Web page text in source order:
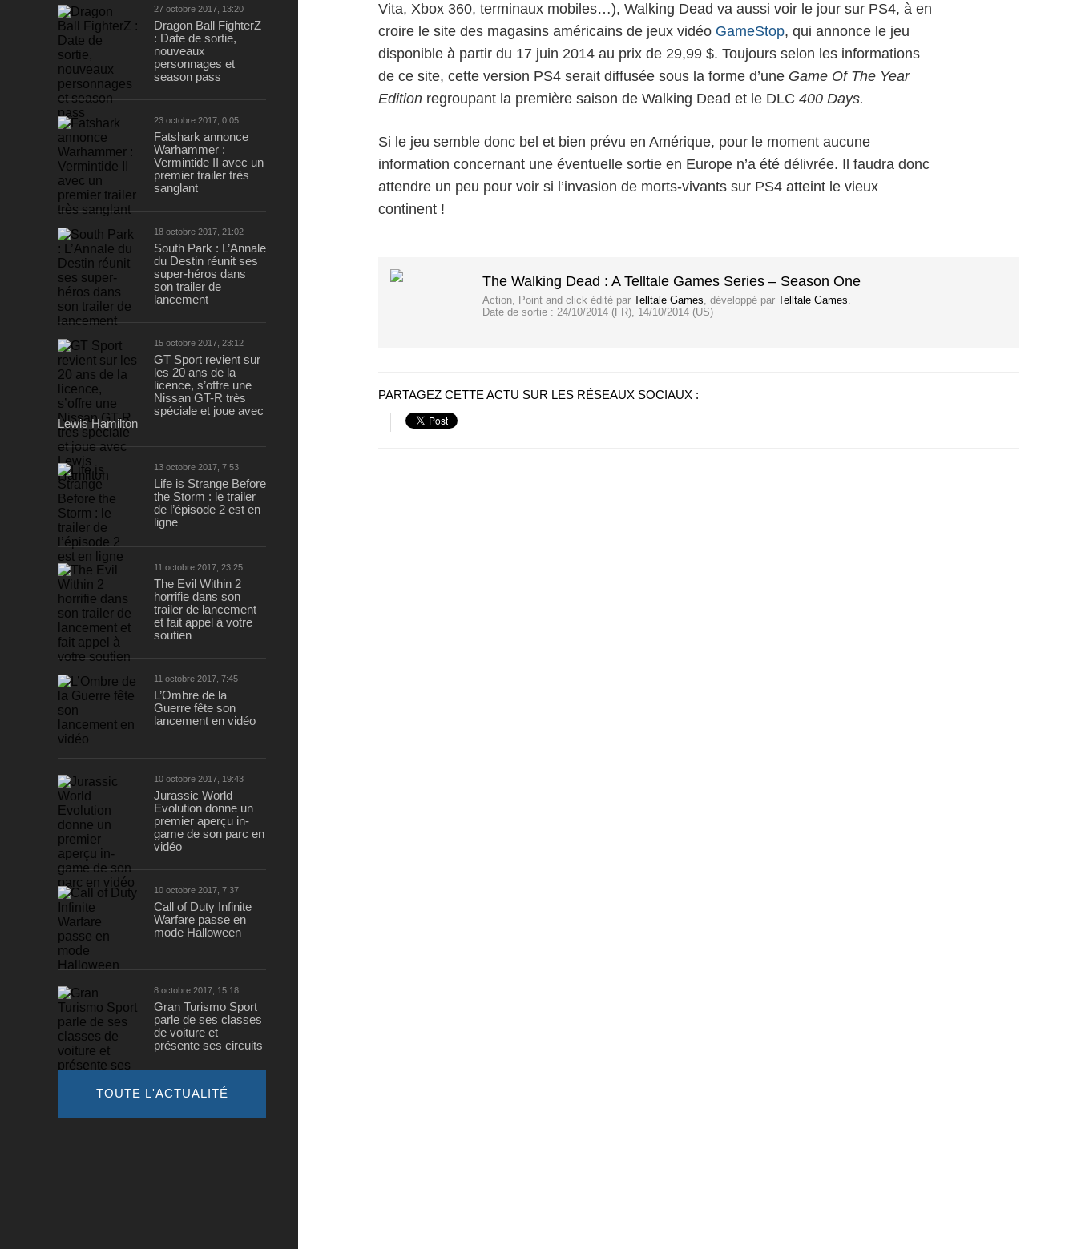
Vita, Xbox 360, terminaux mobiles…), Walking Dead va aussi voir le jour sur PS4, à en
croire le site des magasins américains de jeux vidéo GameStop, qui annonce le jeu
disponible à partir du 17 juin 2014 au prix de 29,99 $. Toujours selon les informations
de ce site, cette version PS4 serait diffusée sous la forme d’une Game Of The Year
Edition regroupant la première saison de Walking Dead et le DLC 400 Days.
Si le jeu semble donc bel et bien prévu en Amérique, pour le moment aucune
information concernant une éventuelle sortie en Europe n’a été délivrée. Il faudra donc
attendre un peu pour voir si l’invasion de morts-vivants sur PS4 atteint le vieux
continent !
The Walking Dead : A Telltale Games Series – Season One
Action, Point and click édité par Telltale Games, développé par Telltale Games.
Date de sortie : 24/10/2014 (FR), 14/10/2014 (US)
PARTAGEZ CETTE ACTU SUR LES RÉSEAUX SOCIAUX :
27 octobre 2017, 13:20
Dragon Ball FighterZ
: Date de sortie,
nouveaux
personnages et
season pass
23 octobre 2017, 0:05
Fatshark annonce
Warhammer :
Vermintide II avec un
premier trailer très
sanglant
18 octobre 2017, 21:02
South Park : L’Annale
du Destin réunit ses
super-héros dans
son trailer de
lancement
15 octobre 2017, 23:12
GT Sport revient sur
les 20 ans de la
licence, s’offre une
Nissan GT-R très
spéciale et joue avec
Lewis Hamilton
13 octobre 2017, 7:53
Life is Strange Before
the Storm : le trailer
de l’épisode 2 est en
ligne
11 octobre 2017, 23:25
The Evil Within 2
horrifie dans son
trailer de lancement
et fait appel à votre
soutien
11 octobre 2017, 7:45
L’Ombre de la
Guerre fête son
lancement en vidéo
10 octobre 2017, 19:43
Jurassic World
Evolution donne un
premier aperçu in-
game de son parc en
vidéo
10 octobre 2017, 7:37
Call of Duty Infinite
Warfare passe en
mode Halloween
8 octobre 2017, 15:18
Gran Turismo Sport
parle de ses classes
de voiture et
présente ses circuits
TOUTE L'ACTUALITÉ